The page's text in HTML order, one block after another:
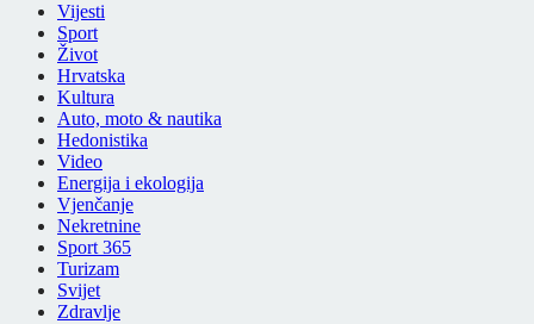
Vijesti
Sport
Život
Hrvatska
Kultura
Auto, moto & nautika
Hedonistika
Video
Energija i ekologija
Vjenčanje
Nekretnine
Sport 365
Turizam
Svijet
Zdravlje